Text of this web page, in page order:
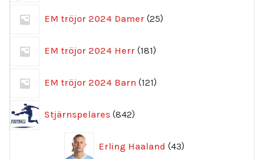
EM tröjor 2024 Damer 25
produkter
EM tröjor 2024 Herr 181
produkter
EM tröjor 2024 Barn 121
produkter
Stjärnspelares 842
produkter
Erling Haaland 43
produkter